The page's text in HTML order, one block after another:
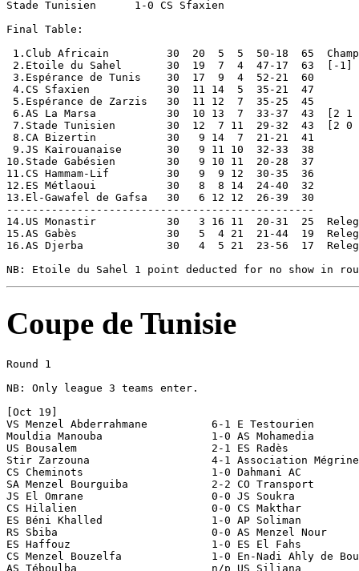
Coupe de Tunisie
Round 1
NB: Only league 3 teams enter.
[Oct 19]
VS Menzel Abderrahmane		6-1 E Testourien
Mouldia Manouba			1-0 AS Mohamedia
US Bousalem			2-1 ES Radès
Stir Zarzouna			4-1 Association Mégrine Sport
CS Cheminots			1-0 Dahmani AC
SA Menzel Bourguiba		2-2 CO Transport			[2-2 aet; 1-3 pen]
JS El Omrane			0-0 JS Soukra				[aet; 4-5 pen]
CS Hilalien			0-0 CS Makthar				[aet; 3-5 pen]
ES Béni Khalled			1-0 AP Soliman
RS Sbiba			0-0 AS Menzel Nour			[aet; 4-5 pen]
ES Haffouz			1-0 ES El Fahs
CS Menzel Bouzelfa		1-0 En-Nadi Ahly de Bouhjar
AS Téboulba			n/p US Siliana				[AS Téboulba disqualified]